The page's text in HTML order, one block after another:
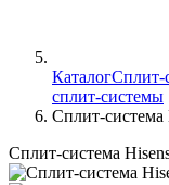
КаталогСплит-
сплит-системы
Сплит-система
Сплит-система